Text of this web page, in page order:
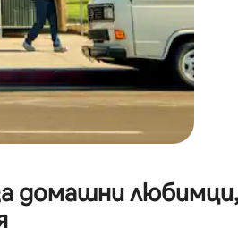
домашни